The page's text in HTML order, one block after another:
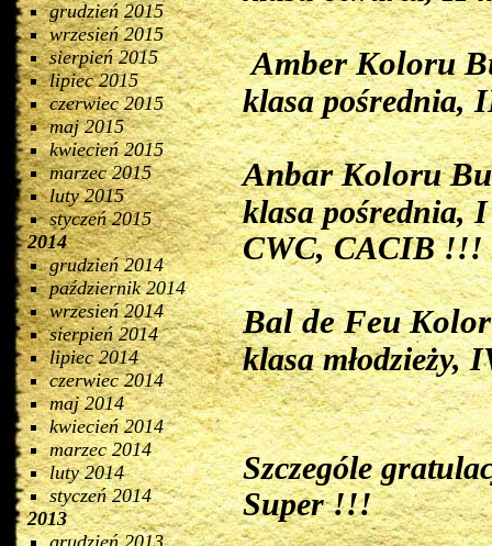
grudzień 2015
wrzesień 2015
sierpień 2015
lipiec 2015
czerwiec 2015
maj 2015
kwiecień 2015
marzec 2015
luty 2015
styczeń 2015
2014
grudzień 2014
październik 2014
wrzesień 2014
sierpień 2014
lipiec 2014
czerwiec 2014
maj 2014
kwiecień 2014
marzec 2014
luty 2014
styczeń 2014
2013
grudzień 2013
Amber Koloru
klasa pośrednia,
Anbar Koloru
klasa pośrednia, I
CWC, CACIB !!!
Bal de Feu
klasa młodzieży,
Szczególe
Super !!!